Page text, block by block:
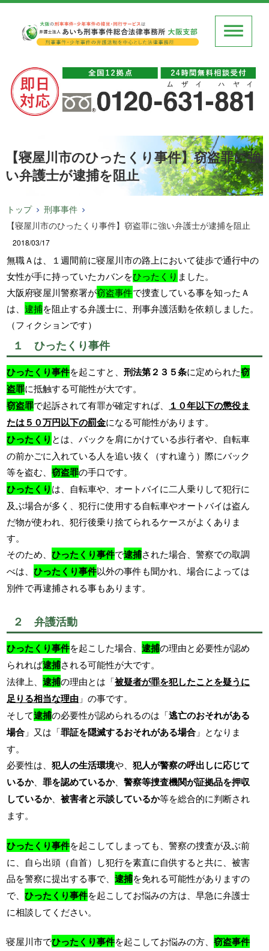
【寝屋川市のひったくり事件】窃盗罪に強
い弁護士が逮捕を阻止
トップ
刑事事件
【寝屋川市のひったくり事件】窃盗罪に強い弁護士が逮捕を阻止
2018/03/17
無職Ａは、１週間前に寝屋川市の路上において徒歩で通行中の
女性が手に持っていたカバンをひったくり ました。
大阪府寝屋川警察署が窃盗事件で捜査している事を知ったＡ
は、逮捕を阻止する弁護士に、刑事弁護活動を依頼しました。
（フィクションです）
１ ひったくり事件
ひったくり事件を起こすと、刑法第２３５条に定められた窃
盗罪に抵触する可能性が大です。
窃盗罪で起訴されて有罪が確定すれば、
１０年以下の懲役ま
たは５０万円以下の罰金になる可能性があります。
ひったくり とは、バックを肩にかけている歩行者や、自転車
の前かごに入れている人を追い抜く（すれ違う）際にバック
等を盗む、窃盗罪の手口です。
ひったくりは、自転車や、オートバイに二人乗りして犯行に
及ぶ場合が多く、犯行に使用する自転車やオートバイは盗ん
だ物が使われ、犯行後乗り捨てられるケースがよくありま
す。
そのため、ひったくり事件で逮捕された場合、警察での取調
べは、ひったくり事件以外の事件も聞かれ、場合によっては
別件で再逮捕される事もあります。
２ 弁護活動
ひったくり事件を起こした場合、逮捕の理由と必要性が認め
られれば逮捕される可能性が大です。
法律上、逮捕の理由とは「被疑者が罪を犯したことを疑うに
足りる相当な理由 」の事です。
そして逮捕の必要性が認められるのは「逃亡のおそれがある
場合 」又は「罪証を隠滅するおそれがある場合 」となりま
す。
必要性は、犯人の生活環境や、犯人が警察の呼出しに応じて
いるか、罪を認めているか、警察等捜査機関が証拠品を押収
しているか、被害者と示談しているか等を総合的に判断され
ます。
ひったくり事件を起こしてしまっても、警察の捜査が及ぶ前
に、自ら出頭（自首）し犯行を素直に自供すると共に、被害
品を警察に提出する事で、逮捕を免れる可能性がありますの
で、ひったくり事件を起こしてお悩みの方は、早急に弁護士
に相談してください。
寝屋川市でひったくり事件を起こしてお悩みの方、窃盗事件